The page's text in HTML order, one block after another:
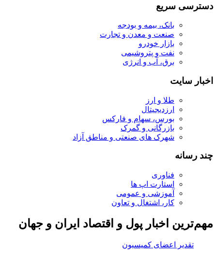
دسترسی سریع
بانک، بیمه و بودجه
صنعت و معدن و تجارت
بازار خودرو
نفت و پتروشیمی
برق، آب و انرژی
اخبار سایت
طلا و ارز
ارزدیجیتال
بورس، سهام و فارکس
بازرگانی و گمرک
شهرک های صنعتی و مناطق آزاد
چند رسانه
فناوری
استارت اپ ها
آموزشی و عمومی
کار، اشتغال و تعاون
مهم‌ترین اخبار پول و اقتصاد ایران و جهان
تقدیر اعضای کمیسیون شوراها از عملکرد وزارت ک